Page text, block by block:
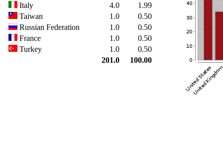
Italy
4.0
1.99
Taiwan
1.0
0.50
Russian Federation
1.0
0.50
France
1.0
0.50
Turkey
1.0
0.50
201.0
100.00